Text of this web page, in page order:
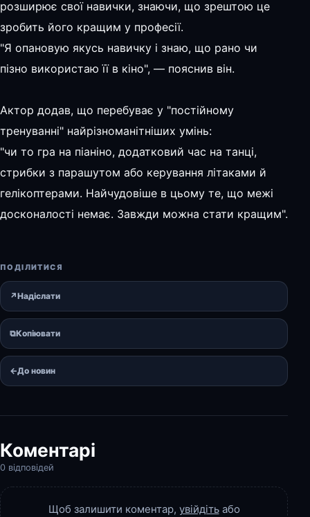
розширює свої навички, знаючи, що зрештою це
зробить його кращим у професії.
"Я опановую якусь навичку і знаю, що рано чи
пізно використаю її в кіно", — пояснив він.
Актор додав, що перебуває у "постійному
тренуванні" найрізноманітніших умінь:
"чи то гра на піаніно, додатковий час на танці,
стрибки з парашутом або керування літаками й
гелікоптерами. Найчудовіше в цьому те, що межі
досконалості немає. Завжди можна стати кращим".
ПОДІЛИТИСЯ
↗Надіслати
⧉Копіювати
←До новин
Коментарі
0 відповідей
Щоб залишити коментар, увійдітьабо